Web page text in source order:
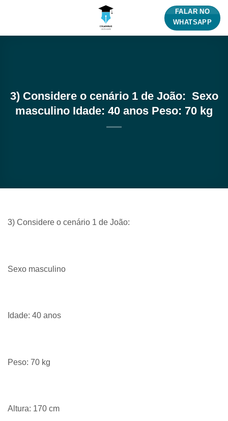
FALAR NO
WHATSAPP
3) Considere o cenário 1 de João: Sexo
masculino Idade: 40 anos Peso: 70 kg
3) Considere o cenário 1 de João:
Sexo masculino
Idade: 40 anos
Peso: 70 kg
Altura: 170 cm